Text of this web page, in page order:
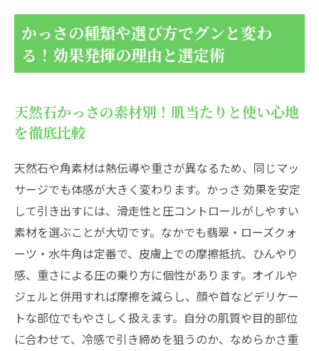
かっさの種類や選び方でグンと変わ
る！効果発揮の理由と選定術
天然石かっさの素材別！肌当たりと使い心地
を徹底比較
天然石や角素材は熱伝導や重さが異なるため、同じマッ
サージでも体感が大きく変わります。かっさ 効果を安定
して引き出すには、滑走性と圧コントロールがしやすい
素材を選ぶことが大切です。なかでも翡翠・ローズクォ
ーツ・水牛角は定番で、皮膚上での摩擦抵抗、ひんやり
感、重さによる圧の乗り方に個性があります。オイルや
ジェルと併用すれば摩擦を減らし、顔や首などデリケー
トな部位でもやさしく扱えます。自分の肌質や目的部位
に合わせて、冷感で引き締めを狙うのか、なめらかさ重